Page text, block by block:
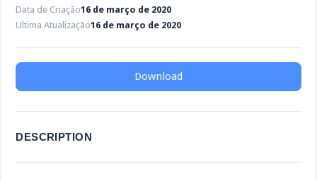
Data de Criação16 de março de 2020
Ultima Atualização16 de março de 2020
Download
DESCRIPTION